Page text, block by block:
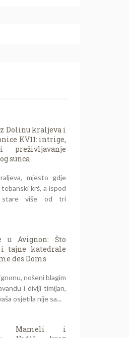
Dolinu kraljeva i
KV11: intrige,
sunca
mjesto gdje
krš, a ispod
stare više od tri
u Avignon: Što
tajne katedrale
des Doms
nošeni blagim
i divlji timijan,
osjetila nije sa...
Mameli i